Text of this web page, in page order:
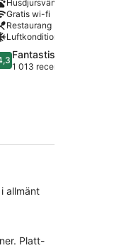
Husdjursvänligt
Gratis wi-fi
Restaurang
Luftkonditionering
Fantastiskt
1 013 recensioner
allmänt
Platt-